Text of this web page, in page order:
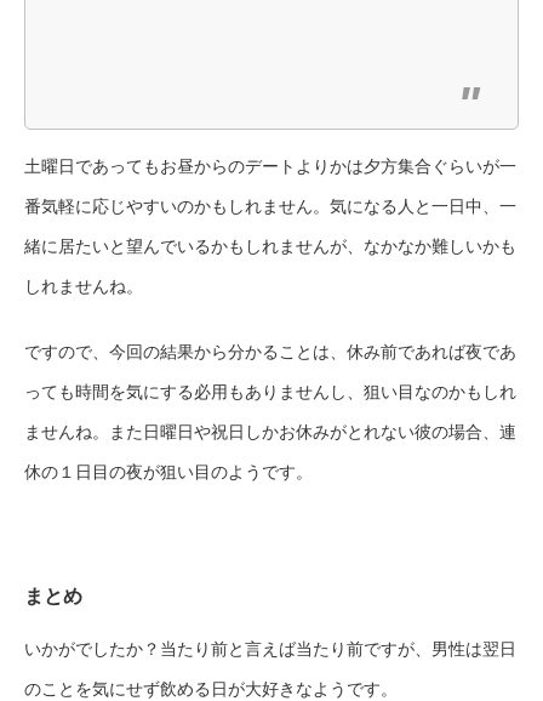
土曜日であってもお昼からのデートよりかは夕方集合ぐらいが一
番気軽に応じやすいのかもしれません。気になる人と一日中、一
緒に居たいと望んでいるかもしれませんが、なかなか難しいかも
しれませんね。
ですので、今回の結果から分かることは、休み前であれば夜であ
っても時間を気にする必用もありませんし、狙い目なのかもしれ
ませんね。また日曜日や祝日しかお休みがとれない彼の場合、連
休の１日目の夜が狙い目のようです。
まとめ
いかがでしたか？当たり前と言えば当たり前ですが、男性は翌日
のことを気にせず飲める日が大好きなようです。